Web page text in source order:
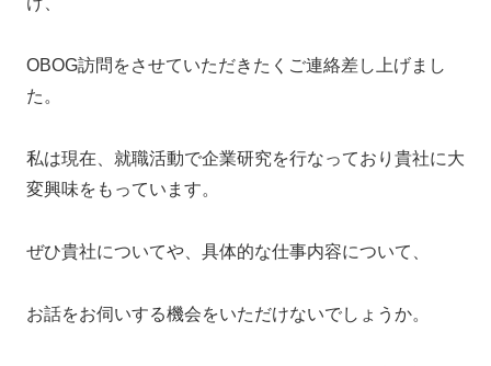
OBOG訪問をさせていただきたくご連絡差し上げまし
た。
私は現在、就職活動で企業研究を行なっており貴社に大
変興味をもっています。
ぜひ貴社についてや、具体的な仕事内容について、
お話をお伺いする機会をいただけないでしょうか。